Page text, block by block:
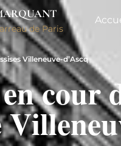
de Paris
Villeneuve-d’Ascq
cour